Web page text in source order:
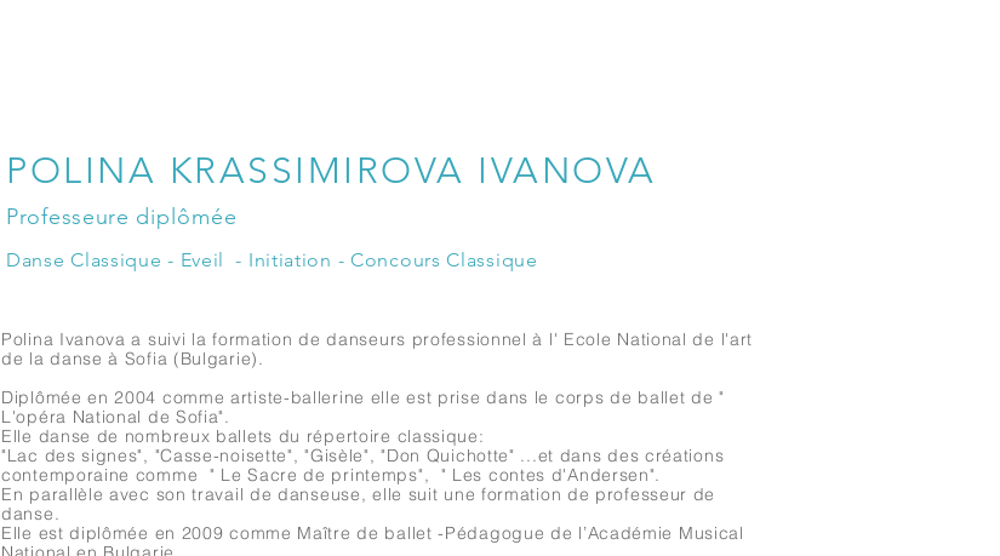
POLINA KRASSIMIROVA IVANOVA
Professeure diplômée
Danse Classique - Eveil - Initiation - Concours Classique
Polina Ivanova a suivi la formation de danseurs professionnel à l' Ecole National de l'art
de la danse à Sofia (Bulgarie).
Diplômée en 2004 comme artiste-ballerine elle est prise dans le corps de ballet de "
L'opéra National de Sofia".
Elle danse de nombreux ballets du répertoire classique:
"Lac des signes", "Casse-noisette", "Gisèle", "Don Quichotte" ...et dans des créations
contemporaine comme " Le Sacre de printemps", " Les contes d'Andersen".
En parallèle avec son travail de danseuse, elle suit une formation de professeur de
danse.
Elle est diplômée en 2009 comme Maître de ballet -Pédagogue de l’Académie Musical